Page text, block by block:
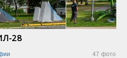
28
47 фото